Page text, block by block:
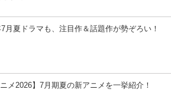
月夏ドラマも、注目作＆話題作が勢ぞろい！
ニメ2026】7月期夏の新アニメを一挙紹介！